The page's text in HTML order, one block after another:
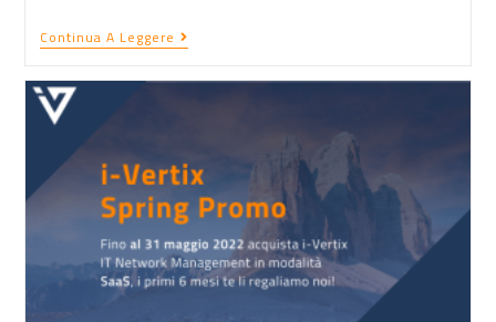
Continua A Leggere